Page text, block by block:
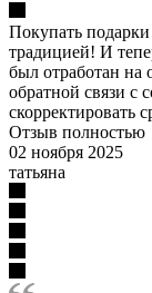
Покупать
традицией! И
был отработан на
обратной связи с
скорректировать
Отзыв полностью
02 ноября 2025
татьяна